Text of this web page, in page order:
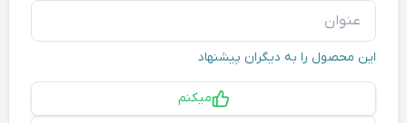
عنوان
این محصول را به دیگران پیشنهاد
پیشنهاد
میکنم